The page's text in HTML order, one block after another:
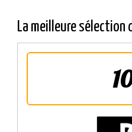
La meilleure sélection